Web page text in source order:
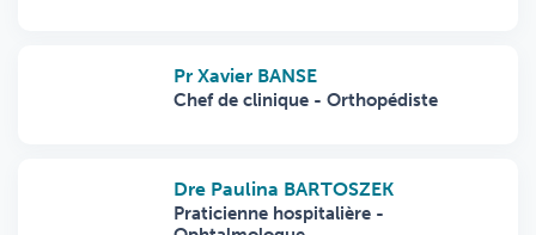
Pr Xavier BANSE
Chef de clinique - Orthopédiste
Dre Paulina BARTOSZEK
Praticienne hospitalière -